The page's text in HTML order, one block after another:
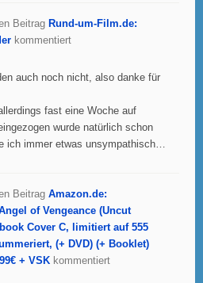
Beitrag Rund-um-Film.de:
kommentiert
auch noch nicht, also danke für
fast eine Woche auf
wurde natürlich schon
ich immer etwas unsympathisch…
Beitrag Amazon.de:
of Vengeance (Uncut
Cover C, limitiert auf 555
(+ DVD) (+ Booklet)
+ VSK kommentiert